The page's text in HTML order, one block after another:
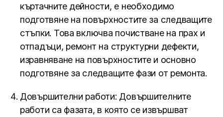
къртачните дейности, е необходимо
подготвяне на повърхностите за следващите
стъпки. Това включва почистване на прах и
отпадъци, ремонт на структурни дефекти,
изравняване на повърхностите и основно
подготвяне за следващите фази от ремонта.
Довършителни работи: Довършителните
работи са фазата, в която се извършват